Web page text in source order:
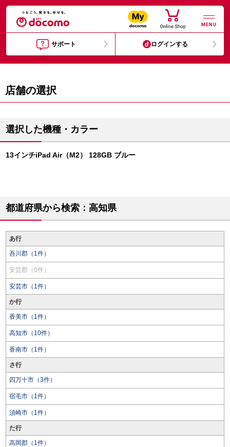
MENU
サポート ログインする
店舗の選択
選択した機種・カラー
13インチiPad Air（M2） 128GB ブルー
都道府県から検索：高知県
あ行
吾川郡（1件）
安芸郡（0件）
安芸市（1件）
か行
香美市（1件）
高知市（10件）
香南市（1件）
さ行
四万十市（3件）
宿毛市（1件）
須崎市（1件）
た行
高岡郡（1件）